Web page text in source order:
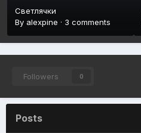
Светлячки
By alexpine · 3 comments
Followers 0
Posts